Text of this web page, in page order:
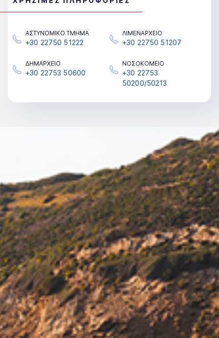
ΑΣΤΥΝΟΜΙΚΟ ΤΜΗΜΑ
+30 22750 51222
ΛΙΜΕΝΑΡΧΕΙΟ
+30 22750 51207
ΔΗΜΑΡΧΕΙΟ
+30 22753 50600
ΝΟΣΟΚΟΜΕΙΟ
+30 22753
50200/50213